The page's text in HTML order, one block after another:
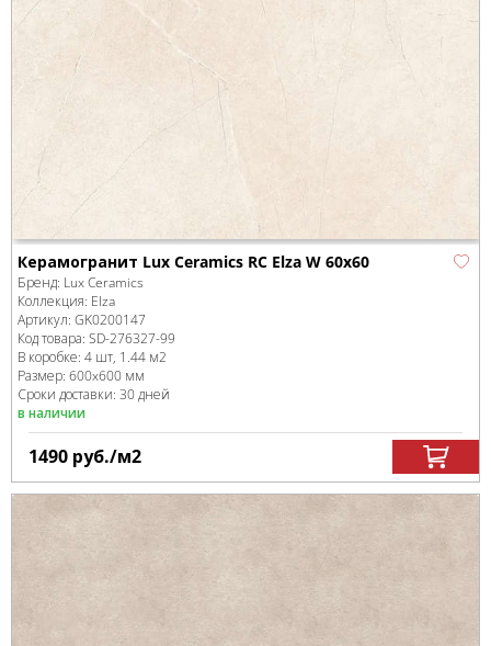
Керамогранит Lux Ceramics RC Elza W 60x60
Бренд: Lux Ceramics
Коллекция: Elza
Артикул: GK0200147
Код товара: SD-276327-99
В коробке: 4 шт, 1.44 м2
Размер: 600x600 мм
Сроки доставки: 30 дней
в наличии
1490 руб./м2